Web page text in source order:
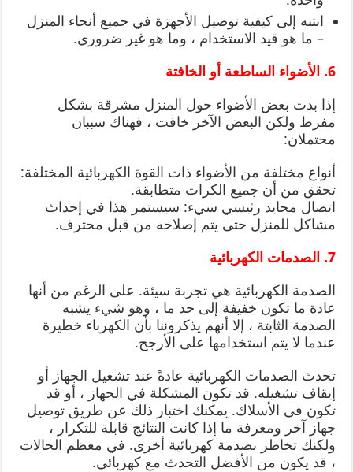
انتبه إلى كيفية توصيل الأجهزة في جميع أنحاء المنزل
– ما هو قيد الاستخدام ، وما هو غير ضروري.
6. الأضواء الساطعة أو الخافتة
إذا بدت بعض الأضواء حول المنزل مشرقة بشكل
مفرط ولكن البعض الآخر خافت ، فهناك سببان
محتملان:
أنواع مختلفة من الأضواء ذات القوة الكهربائية المختلفة:
تحقق من أن جميع الكرات متطابقة.
اتصال محايد رئيسي سيء: سيستمر هذا في إحداث
مشاكل للمنزل حتى يتم إصلاحه من قبل محترف.
7. الصدمات الكهربائية
الصدمة الكهربائية هي تجربة سيئة. على الرغم من أنها
عادة ما تكون خفيفة إلى حد ما ، وهو شيء يشبه
الصدمة الثابتة ، إلا أنهم يذكروننا بأن الكهرباء خطيرة
عندما لا يتم استخدامها على الأرجح.
تحدث الصدمات الكهربائية عادةً عند تشغيل الجهاز أو
إيقاف تشغيله. قد تكون المشكلة في الجهاز ، أو قد
تكون في الأسلاك. يمكنك اختبار ذلك عن طريق توصيل
جهاز آخر ومعرفة ما إذا كانت النتائج قابلة للتكرار ،
ولكنك تخاطر بصدمة كهربائية أخرى. في معظم الحالات
، قد يكون من الأفضل التحدث مع كهربائي.